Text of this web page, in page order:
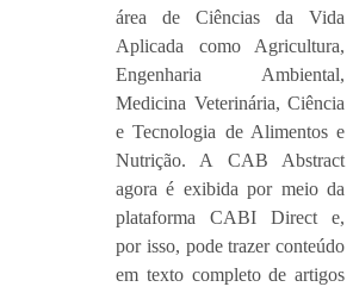
área de Ciências da Vida
Aplicada como Agricultura,
Engenharia Ambiental,
Medicina Veterinária, Ciência
e Tecnologia de Alimentos e
Nutrição. A CAB Abstract
agora é exibida por meio da
plataforma CABI Direct e,
por isso, pode trazer conteúdo
em texto completo de artigos